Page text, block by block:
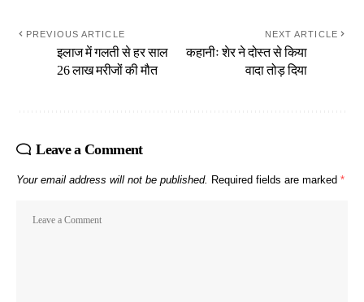
PREVIOUS ARTICLE
इलाज में गलती से हर साल
26 लाख मरीजों की मौत
NEXT ARTICLE
कहानीः शेर ने दोस्त से किया
वादा तोड़ दिया
Leave a Comment
Your email address will not be published. Required fields are marked *